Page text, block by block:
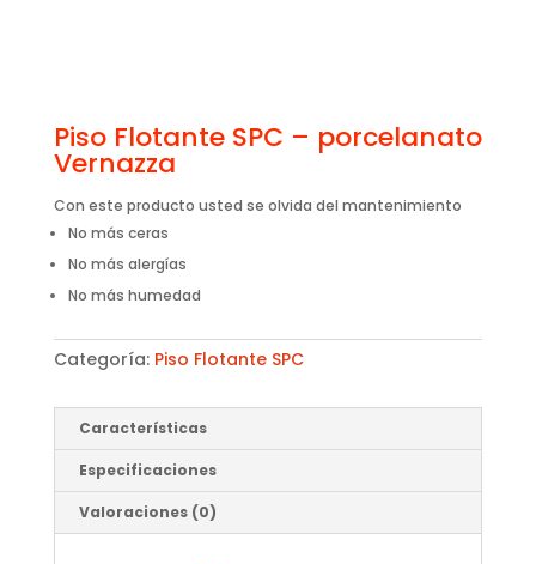
Piso Flotante SPC – porcelanato
Vernazza
Con este producto usted se olvida del mantenimiento
No más ceras
No más alergías
No más humedad
Categoría: Piso Flotante SPC
Características
Especificaciones
Valoraciones (0)